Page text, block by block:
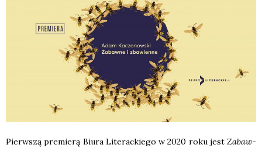
Pierw­szą pre­mie­rą Biu­ra Lite­rac­kie­go w 2020 roku jest Zabaw­